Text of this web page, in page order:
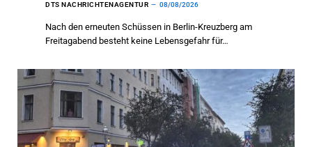
DTS NACHRICHTENAGENTUR 08/08/2026
Nach den erneuten Schüssen in Berlin-Kreuzberg am
Freitagabend besteht keine Lebensgefahr für…